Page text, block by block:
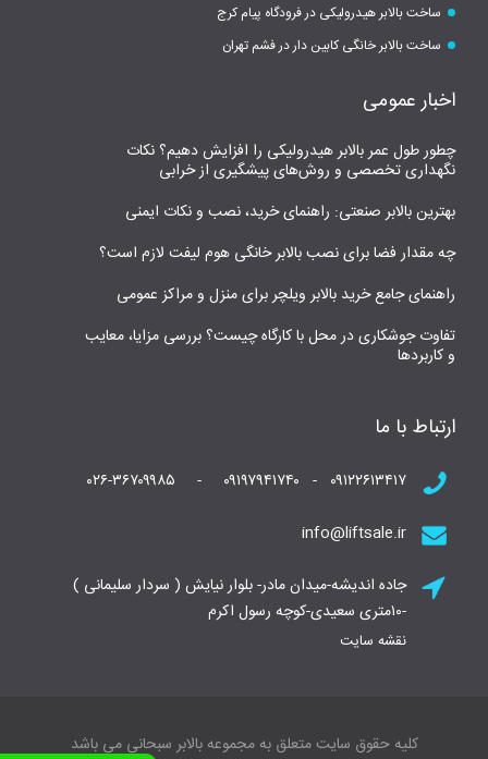
ساخت بالابر هیدرولیکی در فرودگاه پیام کرج
ساخت بالابر خانگی کابین دار در فشم تهران
اخبار عمومی
چطور طول عمر بالابر هیدرولیکی را افزایش دهیم؟ نکات
نگهداری تخصصی و روش‌های پیشگیری از خرابی
بهترین بالابر صنعتی: راهنمای خرید، نصب و نکات ایمنی
چه مقدار فضا برای نصب بالابر خانگی هوم لیفت لازم است؟
راهنمای جامع خرید بالابر ویلچر برای منزل و مراکز عمومی
تفاوت جوشکاری در محل با کارگاه چیست؟ بررسی مزایا، معایب
و کاربردها
ارتباط با ما
۰۹۱۲۲۶۱۳۴۱۷ - ۰۹۱۹۷۹۴۱۷۴۰ - ۰۲۶-۳۶۷۰۹۹۸۵
info@liftsale.ir
جاده اندیشه-میدان مادر- بلوار نیایش ( سردار سلیمانی )
-۱۰متری سعیدی-کوچه رسول اکرم
نقشه سایت
کلیه حقوق سایت متعلق به مجموعه بالابر سبحانی می باشد